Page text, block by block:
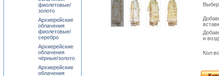
и
Кол-во
фиолетовые/
золото
Архиерейские
облачения
фиолетовые/
серебро
Архиерейские
облачения
чёрные/золото
Архиерейские
облачения